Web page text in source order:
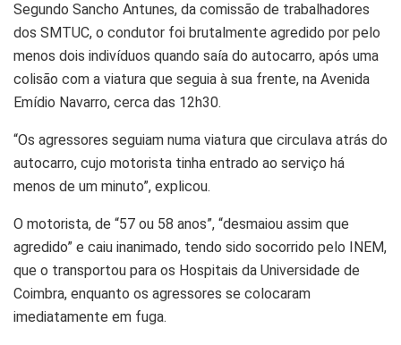
Segundo Sancho Antunes, da comissão de trabalhadores
dos SMTUC, o condutor foi brutalmente agredido por pelo
menos dois indivíduos quando saía do autocarro, após uma
colisão com a viatura que seguia à sua frente, na Avenida
Emídio Navarro, cerca das 12h30.
“Os agressores seguiam numa viatura que circulava atrás do
autocarro, cujo motorista tinha entrado ao serviço há
menos de um minuto”, explicou.
O motorista, de “57 ou 58 anos”, “desmaiou assim que
agredido” e caiu inanimado, tendo sido socorrido pelo INEM,
que o transportou para os Hospitais da Universidade de
Coimbra, enquanto os agressores se colocaram
imediatamente em fuga.